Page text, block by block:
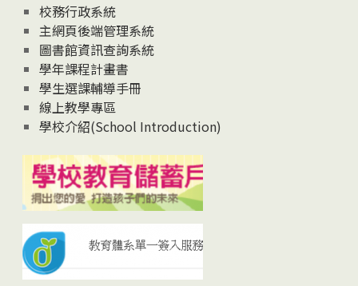
校務行政系統
主網頁後端管理系統
圖書館資訊查詢系統
學年課程計畫書
學生選課輔導手冊
線上教學專區
學校介紹(School Introduction)